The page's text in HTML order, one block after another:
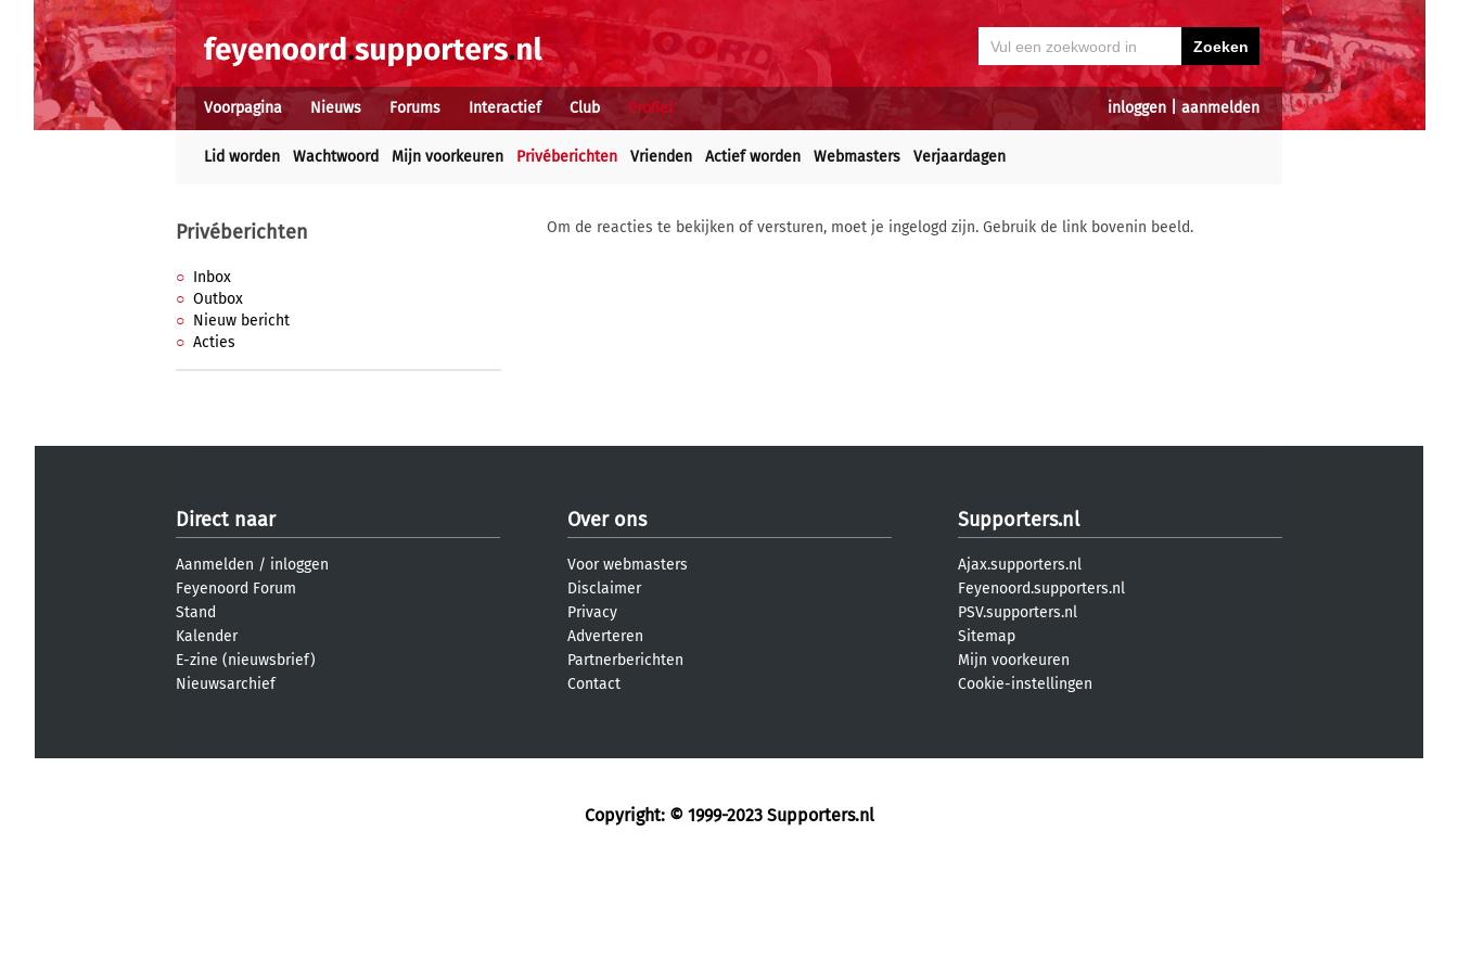
inloggen aanmelden
Voorpagina Nieuws Forums Interactief Club Profiel
Lid worden Wachtwoord Mijn voorkeuren Privéberichten Vrienden Actief worden Webmasters Verjaardagen
Privéberichten
Inbox
Outbox
Nieuw bericht
Acties
Om de reacties te bekijken of versturen, moet je ingelogd zijn. Gebruik de link bovenin beeld.
Direct naar
Aanmelden / inloggen
Feyenoord Forum
Stand
Kalender
E-zine (nieuwsbrief)
Nieuwsarchief
Over ons
Voor webmasters
Disclaimer
Privacy
Adverteren
Partnerberichten
Contact
Supporters.nl
Ajax.supporters.nl
Feyenoord.supporters.nl
PSV.supporters.nl
Sitemap
Mijn voorkeuren
Cookie-instellingen
Copyright: © 1999-2023 Supporters.nl